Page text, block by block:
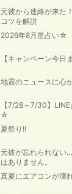
元彼から連絡が来た
コツを解説
2026年8月星占い☆
【キャンペーン今日
地震のニュースに心
【7/28～7/30】
☆
夏祭り!!
元彼が忘れられない
はありません。
真夏にエアコンが壊